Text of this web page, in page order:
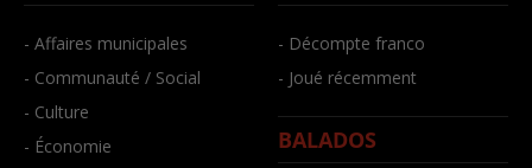
- Affaires municipales
- Communauté / Social
- Culture
- Économie
- Décompte franco
- Joué récemment
BALADOS